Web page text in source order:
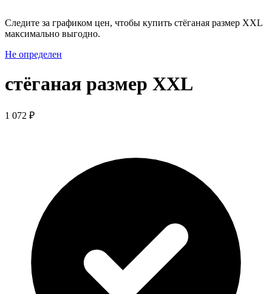
Следите за графиком цен, чтобы купить стёганая размер XXL
максимально выгодно.
Не определен
стёганая размер XXL
1 072 ₽